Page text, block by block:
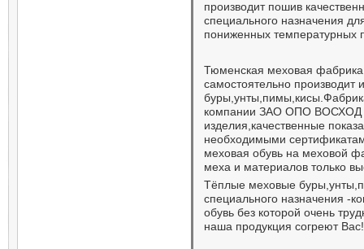
производит пошив
специального назначения
пониженных температурных
Тюменская меховая
самостоятельно производит
компании ЗАО ОПО ВОСХОД
изделия,качественные
необходимыми
меховая обувь на меховой
меха и материалов только
Тёплые меховые
специального назначения
обувь без которой очень
наша продукция согреют Вас!